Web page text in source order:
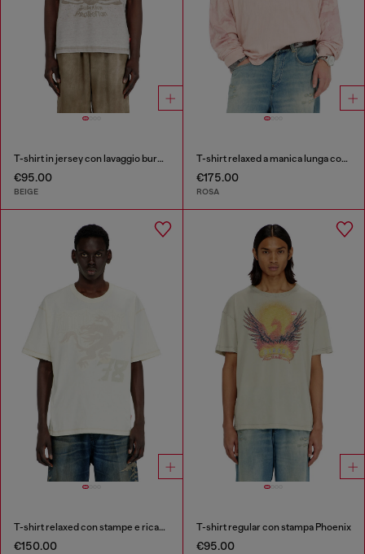
T-shirt in jersey con lavaggio burnout e borchie
€95.00
BEIGE
T-shirt relaxed a manica lunga con stampa macchiata
€175.00
ROSA
T-shirt relaxed con stampe e ricami
€150.00
T-shirt regular con stampa Phoenix
€95.00